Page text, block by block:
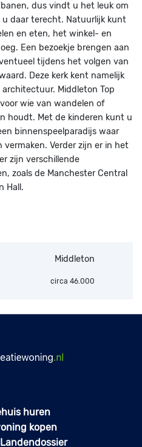
dus vindt u het leuk om
daar terecht. Natuurlijk kunt
en eten, het winkel- en
Een bezoekje brengen aan
tijdens het volgen van
Deze kerk kent namelijk
Middleton Top
wie van wandelen of
houdt. Met de kinderen kunt u
binnenspeelparadijs waar
Verder zijn er in het
zijn verschillende
zoals de Manchester Central
Hall.
Middleton
circa 46.000
huren
kopen
Landendossier